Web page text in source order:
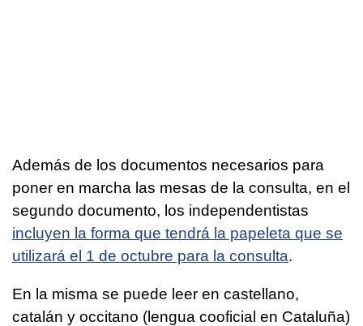
Además de los documentos necesarios para
poner en marcha las mesas de la consulta, en el
segundo documento, los independentistas
incluyen la forma que tendrá la papeleta que se
utilizará el 1 de octubre para la consulta.
En la misma se puede leer en castellano,
catalán y occitano (lengua cooficial en Cataluña)